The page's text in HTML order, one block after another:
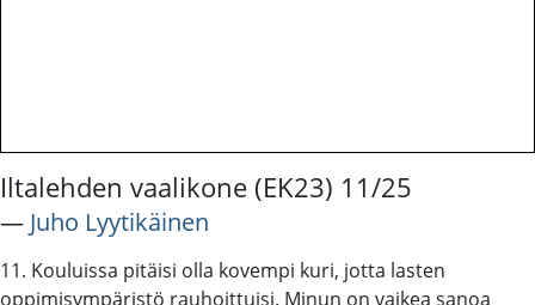
Iltalehden vaalikone (EK23) 11/25
― Juho Lyytikäinen
11. Kouluissa pitäisi olla kovempi kuri, jotta lasten
oppimisympäristö rauhoittuisi. Minun on vaikea sanoa